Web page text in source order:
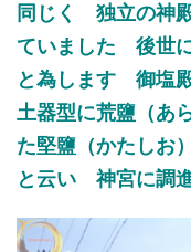
同じく 独立の神
ていました 後世
と為します 御塩
土器型に荒鹽（あ
た堅鹽（かたしお
と云い 神宮に調